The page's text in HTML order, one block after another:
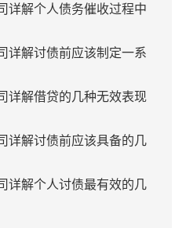
详解个人债务催收过程中
详解讨债前应该制定一系
详解借贷的几种无效表现
详解讨债前应该具备的几
详解个人讨债最有效的几